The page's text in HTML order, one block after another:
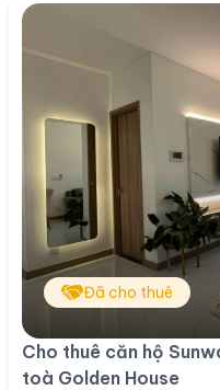
Đã cho thuê
Cho thuê căn hộ
toà Golden House